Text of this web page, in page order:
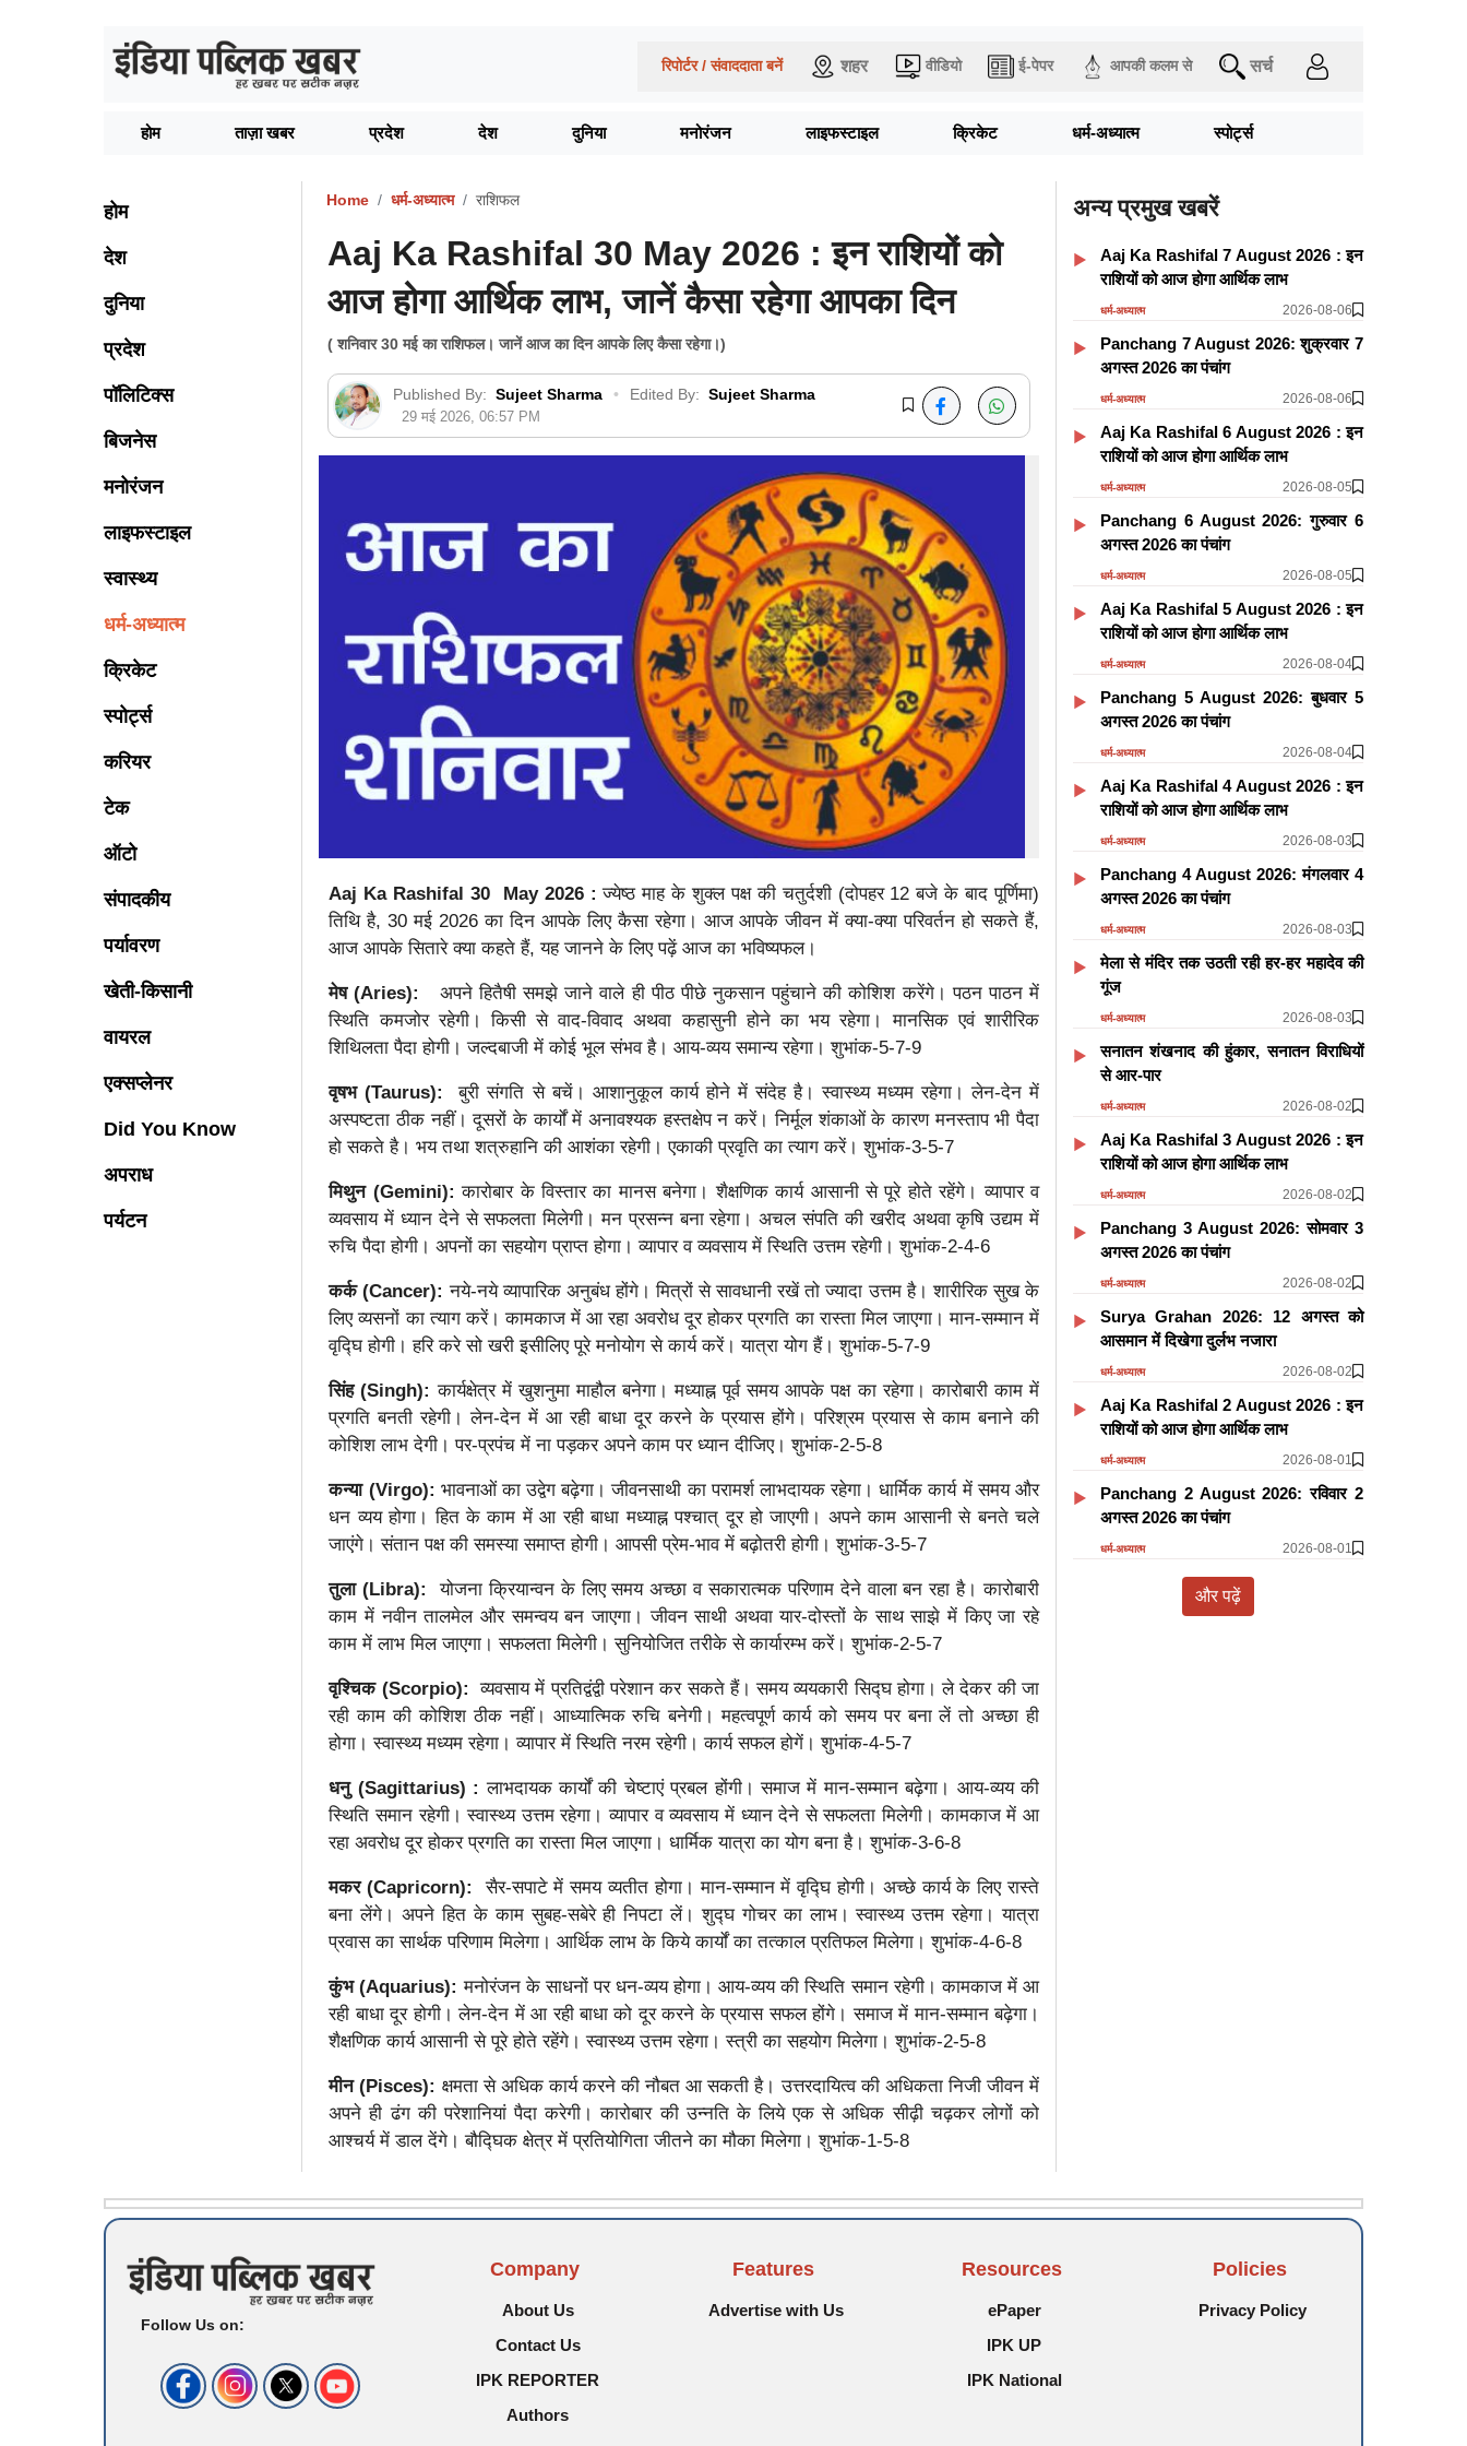
रिपोर्टर / संवाददाता बनें शहर वीडियो ई-पेपर आपकी कलम से सर्च
होम ताज़ा खबर प्रदेश देश दुनिया मनोरंजन लाइफस्टाइल क्रिकेट धर्म-अध्यात्म स्पोर्ट्स
होम
देश
दुनिया
प्रदेश
पॉलिटिक्स
बिजनेस
मनोरंजन
लाइफस्टाइल
स्वास्थ्य
धर्म-अध्यात्म
क्रिकेट
स्पोर्ट्स
करियर
टेक
ऑटो
संपादकीय
पर्यावरण
खेती-किसानी
वायरल
एक्सप्लेनर
Did You Know
अपराध
पर्यटन
Home धर्म-अध्यात्म राशिफल
Aaj Ka Rashifal 30 May 2026 : इन राशियों को
आज होगा आर्थिक लाभ, जानें कैसा रहेगा आपका दिन
( शनिवार 30 मई का राशिफल। जानें आज का दिन आपके लिए कैसा रहेगा।)
Published By: Sujeet Sharma • Edited By: Sujeet Sharma
29 मई 2026, 06:57 PM
Aaj Ka Rashifal 30 May 2026 : ज्येष्ठ माह के शुक्ल पक्ष की चतुर्दशी (दोपहर 12 बजे के बाद पूर्णिमा)
तिथि है, 30 मई 2026 का दिन आपके लिए कैसा रहेगा। आज आपके जीवन में क्या-क्या परिवर्तन हो सकते हैं,
आज आपके सितारे क्या कहते हैं, यह जानने के लिए पढ़ें आज का भविष्यफल।
मेष (Aries):
अपने हितैषी समझे जाने वाले ही पीठ पीछे नुकसान पहुंचाने की कोशिश करेंगे। पठन पाठन में
स्थिति कमजोर रहेगी। किसी से वाद-विवाद अथवा कहासुनी होने का भय रहेगा। मानसिक एवं शारीरिक
शिथिलता पैदा होगी। जल्दबाजी में कोई भूल संभव है। आय-व्यय समान्य रहेगा। शुभांक-5-7-9
वृषभ (Taurus):
बुरी संगति से बचें। आशानुकूल कार्य होने में संदेह है। स्वास्थ्य मध्यम रहेगा। लेन-देन में
अस्पष्टता ठीक नहीं। दूसरों के कार्यों में अनावश्यक हस्तक्षेप न करें। निर्मूल शंकाओं के कारण मनस्ताप भी पैदा
हो सकते है। भय तथा शत्रुहानि की आशंका रहेगी। एकाकी प्रवृति का त्याग करें। शुभांक-3-5-7
मिथुन (Gemini):कारोबार के विस्तार का मानस बनेगा। शैक्षणिक कार्य आसानी से पूरे होते रहेंगे। व्यापार व
व्यवसाय में ध्यान देने से सफलता मिलेगी। मन प्रसन्न बना रहेगा। अचल संपति की खरीद अथवा कृषि उद्यम में
रुचि पैदा होगी। अपनों का सहयोग प्राप्त होगा। व्यापार व व्यवसाय में स्थिति उत्तम रहेगी। शुभांक-2-4-6
कर्क (Cancer):नये-नये व्यापारिक अनुबंध होंगे। मित्रों से सावधानी रखें तो ज्यादा उत्तम है। शारीरिक सुख के
लिए व्यसनों का त्याग करें। कामकाज में आ रहा अवरोध दूर होकर प्रगति का रास्ता मिल जाएगा। मान-सम्मान में
वृद्घि होगी। हरि करे सो खरी इसीलिए पूरे मनोयोग से कार्य करें। यात्रा योग हैं। शुभांक-5-7-9
सिंह (Singh):कार्यक्षेत्र में खुशनुमा माहौल बनेगा। मध्याह्न पूर्व समय आपके पक्ष का रहेगा। कारोबारी काम में
प्रगति बनती रहेगी। लेन-देन में आ रही बाधा दूर करने के प्रयास होंगे। परिश्रम प्रयास से काम बनाने की
कोशिश लाभ देगी। पर-प्रपंच में ना पड़कर अपने काम पर ध्यान दीजिए। शुभांक-2-5-8
कन्या (Virgo): भावनाओं का उद्वेग बढ़ेगा। जीवनसाथी का परामर्श लाभदायक रहेगा। धार्मिक कार्य में समय और
धन व्यय होगा। हित के काम में आ रही बाधा मध्याह्न पश्चात् दूर हो जाएगी। अपने काम आसानी से बनते चले
जाएंगे। संतान पक्ष की समस्या समाप्त होगी। आपसी प्रेम-भाव में बढ़ोतरी होगी। शुभांक-3-5-7
तुला (Libra):
योजना क्रियान्वन के लिए समय अच्छा व सकारात्मक परिणाम देने वाला बन रहा है। कारोबारी
काम में नवीन तालमेल और समन्वय बन जाएगा। जीवन साथी अथवा यार-दोस्तों के साथ साझे में किए जा रहे
काम में लाभ मिल जाएगा। सफलता मिलेगी। सुनियोजित तरीके से कार्यारम्भ करें। शुभांक-2-5-7
वृश्चिक (Scorpio): व्यवसाय में प्रतिद्वंद्वी परेशान कर सकते हैं। समय व्ययकारी सिद्घ होगा। ले देकर की जा
रही काम की कोशिश ठीक नहीं। आध्यात्मिक रुचि बनेगी। महत्वपूर्ण कार्य को समय पर बना लें तो अच्छा ही
होगा। स्वास्थ्य मध्यम रहेगा। व्यापार में स्थिति नरम रहेगी। कार्य सफल होगें। शुभांक-4-5-7
धनु (Sagittarius) :लाभदायक कार्यों की चेष्टाएं प्रबल होंगी। समाज में मान-सम्मान बढ़ेगा। आय-व्यय की
स्थिति समान रहेगी। स्वास्थ्य उत्तम रहेगा। व्यापार व व्यवसाय में ध्यान देने से सफलता मिलेगी। कामकाज में आ
रहा अवरोध दूर होकर प्रगति का रास्ता मिल जाएगा। धार्मिक यात्रा का योग बना है। शुभांक-3-6-8
मकर (Capricorn):
सैर-सपाटे में समय व्यतीत होगा। मान-सम्मान में वृद्घि होगी। अच्छे कार्य के लिए रास्ते
बना लेंगे। अपने हित के काम सुबह-सबेरे ही निपटा लें। शुद्घ गोचर का लाभ। स्वास्थ्य उत्तम रहेगा। यात्रा
प्रवास का सार्थक परिणाम मिलेगा। आर्थिक लाभ के किये कार्यों का तत्काल प्रतिफल मिलेगा। शुभांक-4-6-8
कुंभ (Aquarius):मनोरंजन के साधनों पर धन-व्यय होगा। आय-व्यय की स्थिति समान रहेगी। कामकाज में आ
रही बाधा दूर होगी। लेन-देन में आ रही बाधा को दूर करने के प्रयास सफल होंगे। समाज में मान-सम्मान बढ़ेगा।
शैक्षणिक कार्य आसानी से पूरे होते रहेंगे। स्वास्थ्य उत्तम रहेगा। स्त्री का सहयोग मिलेगा। शुभांक-2-5-8
मीन (Pisces): क्षमता से अधिक कार्य करने की नौबत आ सकती है। उत्तरदायित्व की अधिकता निजी जीवन में
अपने ही ढंग की परेशानियां पैदा करेगी। कारोबार की उन्नति के लिये एक से अधिक सीढ़ी चढ़कर लोगों को
आश्चर्य में डाल देंगे। बौद्घिक क्षेत्र में प्रतियोगिता जीतने का मौका मिलेगा। शुभांक-1-5-8
अन्य प्रमुख खबरें
Aaj Ka Rashifal 7 August 2026 : इन
राशियों को आज होगा आर्थिक लाभ
धर्म-अध्यात्म 2026-08-06
Panchang 7 August 2026: शुक्रवार 7
अगस्त 2026 का पंचांग
धर्म-अध्यात्म 2026-08-06
Aaj Ka Rashifal 6 August 2026 : इन
राशियों को आज होगा आर्थिक लाभ
धर्म-अध्यात्म 2026-08-05
Panchang 6 August 2026: गुरुवार 6
अगस्त 2026 का पंचांग
धर्म-अध्यात्म 2026-08-05
Aaj Ka Rashifal 5 August 2026 : इन
राशियों को आज होगा आर्थिक लाभ
धर्म-अध्यात्म 2026-08-04
Panchang 5 August 2026: बुधवार 5
अगस्त 2026 का पंचांग
धर्म-अध्यात्म 2026-08-04
Aaj Ka Rashifal 4 August 2026 : इन
राशियों को आज होगा आर्थिक लाभ
धर्म-अध्यात्म 2026-08-03
Panchang 4 August 2026: मंगलवार 4
अगस्त 2026 का पंचांग
धर्म-अध्यात्म 2026-08-03
मेला से मंदिर तक उठती रही हर-हर महादेव की
गूंज
धर्म-अध्यात्म 2026-08-03
सनातन शंखनाद की हुंकार, सनातन विराधियों
से आर-पार
धर्म-अध्यात्म 2026-08-02
Aaj Ka Rashifal 3 August 2026 : इन
राशियों को आज होगा आर्थिक लाभ
धर्म-अध्यात्म 2026-08-02
Panchang 3 August 2026: सोमवार 3
अगस्त 2026 का पंचांग
धर्म-अध्यात्म 2026-08-02
Surya Grahan 2026: 12 अगस्त को
आसमान में दिखेगा दुर्लभ नजारा
धर्म-अध्यात्म 2026-08-02
Aaj Ka Rashifal 2 August 2026 : इन
राशियों को आज होगा आर्थिक लाभ
धर्म-अध्यात्म 2026-08-01
Panchang 2 August 2026: रविवार 2
अगस्त 2026 का पंचांग
धर्म-अध्यात्म 2026-08-01
और पढ़ें
Follow Us on:
Company
About Us
Contact Us
IPK REPORTER
Authors
Features
Advertise with Us
Resources
ePaper
IPK UP
IPK National
Policies
Privacy Policy